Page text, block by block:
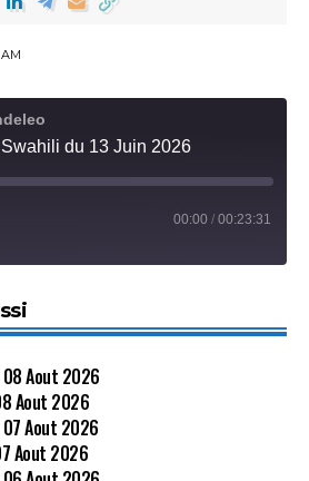
AM
du 13 Juin 2026
00:00 / 00:23:31
08 Aout 2026
Aout 2026
07 Aout 2026
Aout 2026